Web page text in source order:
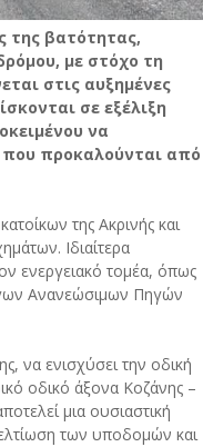
της βατότητας,
με στόχο τη
στις αυξημένες
σε εξέλιξη
να
που προκαλούνται από
της Ακρινής και
Ιδιαίτερα
ενεργειακό τομέα, όπως
Ανανεώσιμων Πηγών
να ενισχύσει την οδική
οδικό άξονα Κοζάνης –
μια ουσιαστική
των υποδομών και